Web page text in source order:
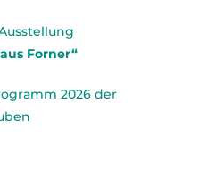
Forner“
2026 der